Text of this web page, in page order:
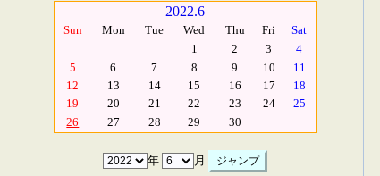
2022.6
Sun Mon Tue Wed Thu Fri
Sat
1
2 3
4
5
6 7 8 9 10
11
12
13 14 15 16 17
18
19
20 21 22 23 24
25
26
27 28 29 30
年 月